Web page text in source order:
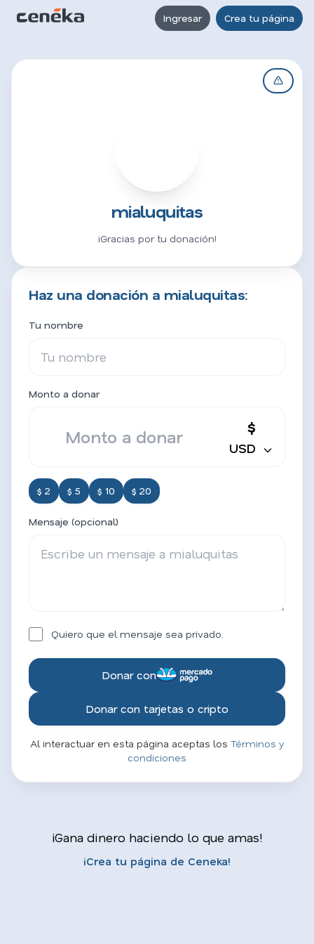
Ingresar Crea tu página
mialuquitas
¡Gracias por tu donación!
Haz una donación a mialuquitas:
Tu nombre
Monto a donar
$
USD
$ 2 $ 5 $ 10 $ 20
Mensaje (opcional)
Quiero que el mensaje sea privado.
Donar con
Donar con tarjetas o cripto
Al interactuar en esta página aceptas los Términos y
condiciones
¡Gana dinero haciendo lo que amas!
¡Crea tu página de Ceneka!